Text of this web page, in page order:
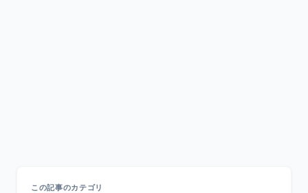
この記事のカテゴリ